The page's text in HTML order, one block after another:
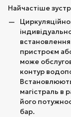
Найчастіше
пристроєм
може
контур
магістраль в
його
бар.